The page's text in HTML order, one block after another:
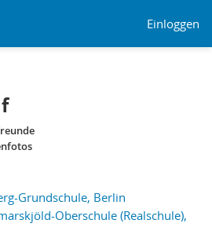
Einloggen
Grundschule, Berlin
Oberschule (Realschule),